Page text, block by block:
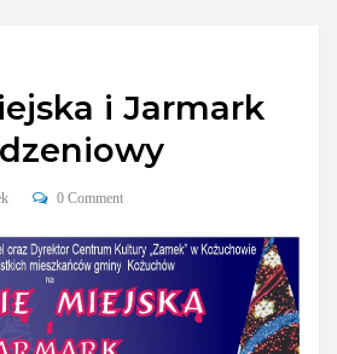
i Jarmark
0 Comment